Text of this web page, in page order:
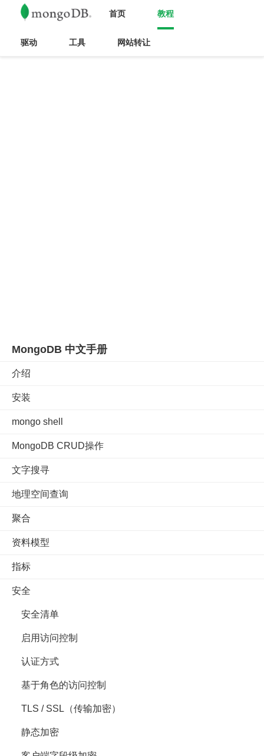
首页 教程
驱动 工具 网站转让
MongoDB 中文手册
介绍
安装
mongo shell
MongoDB CRUD操作
文字搜寻
地理空间查询
聚合
资料模型
指标
安全
安全清单
启用访问控制
认证方式
基于角色的访问控制
TLS / SSL（传输加密）
静态加密